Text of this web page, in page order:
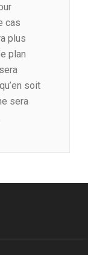
cas
plus
plan
soit
sera